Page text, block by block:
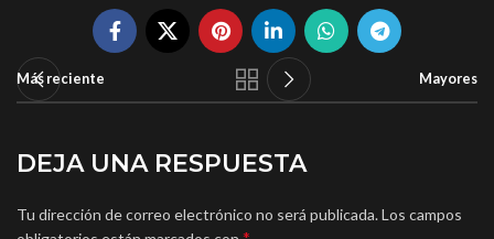
Más reciente Mayores
DEJA UNA RESPUESTA
Tu dirección de correo electrónico no será publicada.Los campos